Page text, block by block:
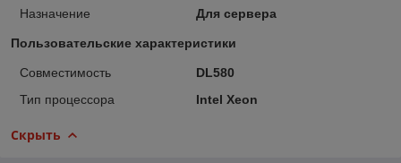
Назначение Для сервера
Пользовательские характеристики
Совместимость
DL580
Тип процессора
Intel Xeon
Скрыть